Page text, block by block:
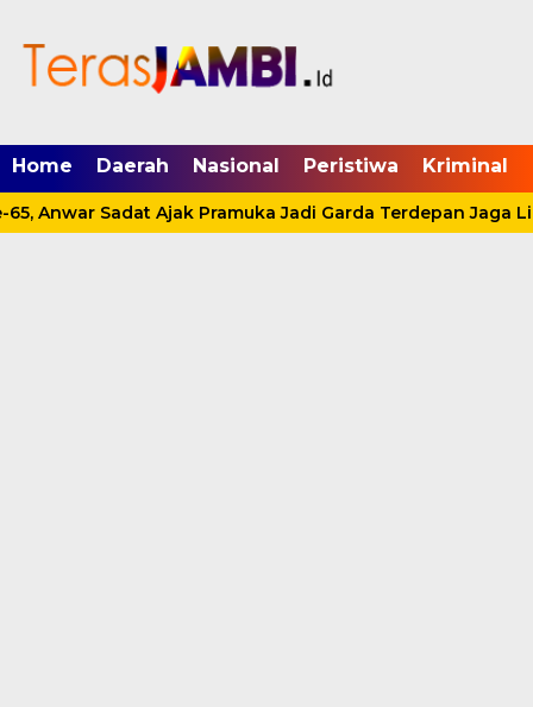
Home Daerah Nasional Peristiwa Kriminal
Anwar Sadat Ajak Pramuka Jadi Garda Terdepan Jaga